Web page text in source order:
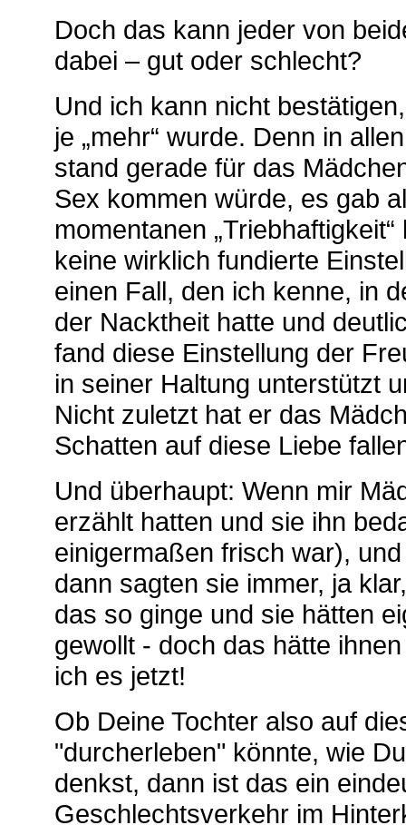
Doch das kann jeder von
dabei – gut oder schlecht?
Und ich kann nicht
je „mehr“ wurde. Denn in
stand gerade für das
Sex kommen würde, es gab
momentanen
keine wirklich fundierte
einen Fall, den ich kenne, in
der Nacktheit hatte und
fand diese Einstellung der
in seiner Haltung unterstützt
Nicht zuletzt hat er das
Schatten auf diese Liebe
Und überhaupt: Wenn mir
erzählt hatten und sie ihn
einigermaßen frisch war),
dann sagten sie immer, ja
das so ginge und sie hätten
gewollt - doch das hätte
ich es jetzt!
Ob Deine Tochter also auf
"durcherleben" könnte, wie
denkst, dann ist das ein
Geschlechtsverkehr im